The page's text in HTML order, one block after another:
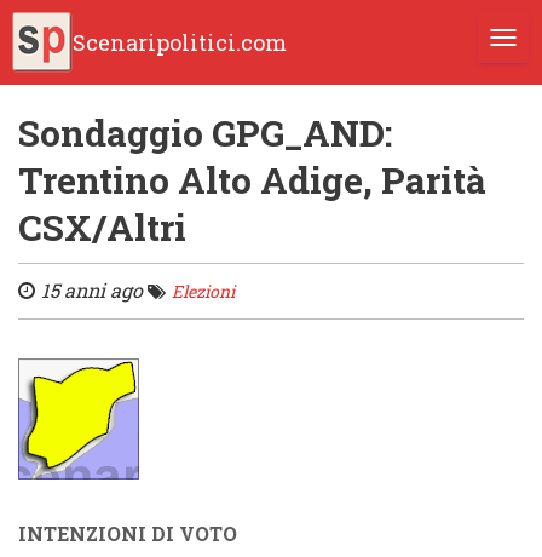
Scenaripolitici.com
Sondaggio GPG_AND:
Trentino Alto Adige, Parità
CSX/Altri
15 anni ago Elezioni
INTENZIONI DI VOTO